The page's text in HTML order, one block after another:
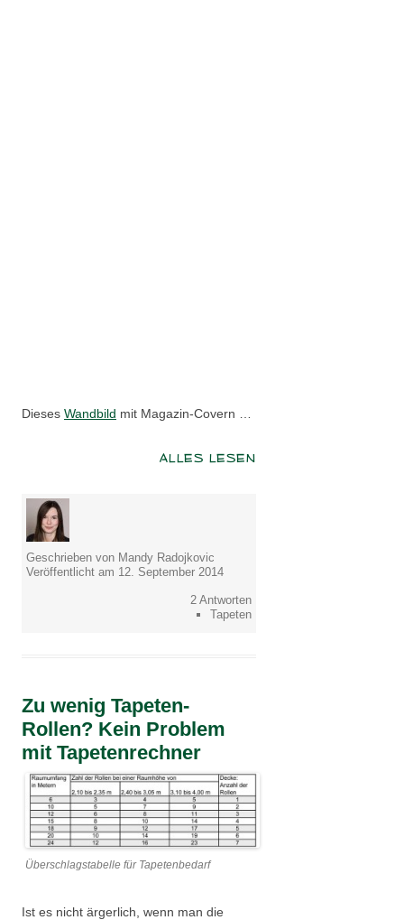
Dieses Wandbild mit Magazin-Covern …
ALLES LESEN
Geschrieben von Mandy Radojkovic
Veröffentlicht am 12. September 2014
2 Antworten
Tapeten
Zu wenig Tapeten-
Rollen? Kein Problem
mit Tapetenrechner
Überschlagstabelle für Tapetenbedarf
Ist es nicht ärgerlich, wenn man die